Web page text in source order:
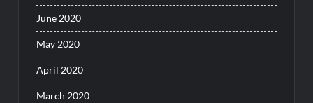
June 2020
May 2020
April 2020
March 2020